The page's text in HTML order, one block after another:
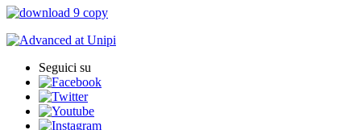
Seguici su